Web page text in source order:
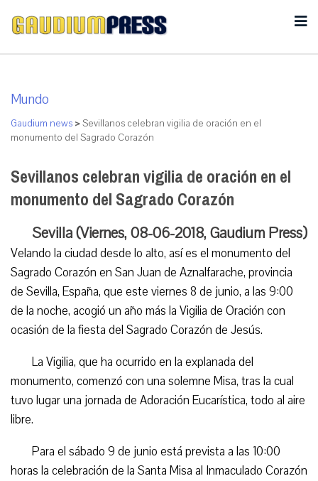
Mundo
Gaudium news >Sevillanos celebran vigilia de oración en el
monumento del Sagrado Corazón
Sevillanos celebran vigilia de oración en el
monumento del Sagrado Corazón
Sevilla (Viernes, 08-06-2018, Gaudium Press)
Velando la ciudad desde lo alto, así es el monumento del
Sagrado Corazón en San Juan de Aznalfarache, provincia
de Sevilla, España, que este viernes 8 de junio, a las 9:00
de la noche, acogió un año más la Vigilia de Oración con
ocasión de la fiesta del Sagrado Corazón de Jesús.
La Vigilia, que ha ocurrido en la explanada del
monumento, comenzó con una solemne Misa, tras la cual
tuvo lugar una jornada de Adoración Eucarística, todo al aire
libre.
Para el sábado 9 de junio está prevista a las 10:00
horas la celebración de la Santa Misa al Inmaculado Corazón